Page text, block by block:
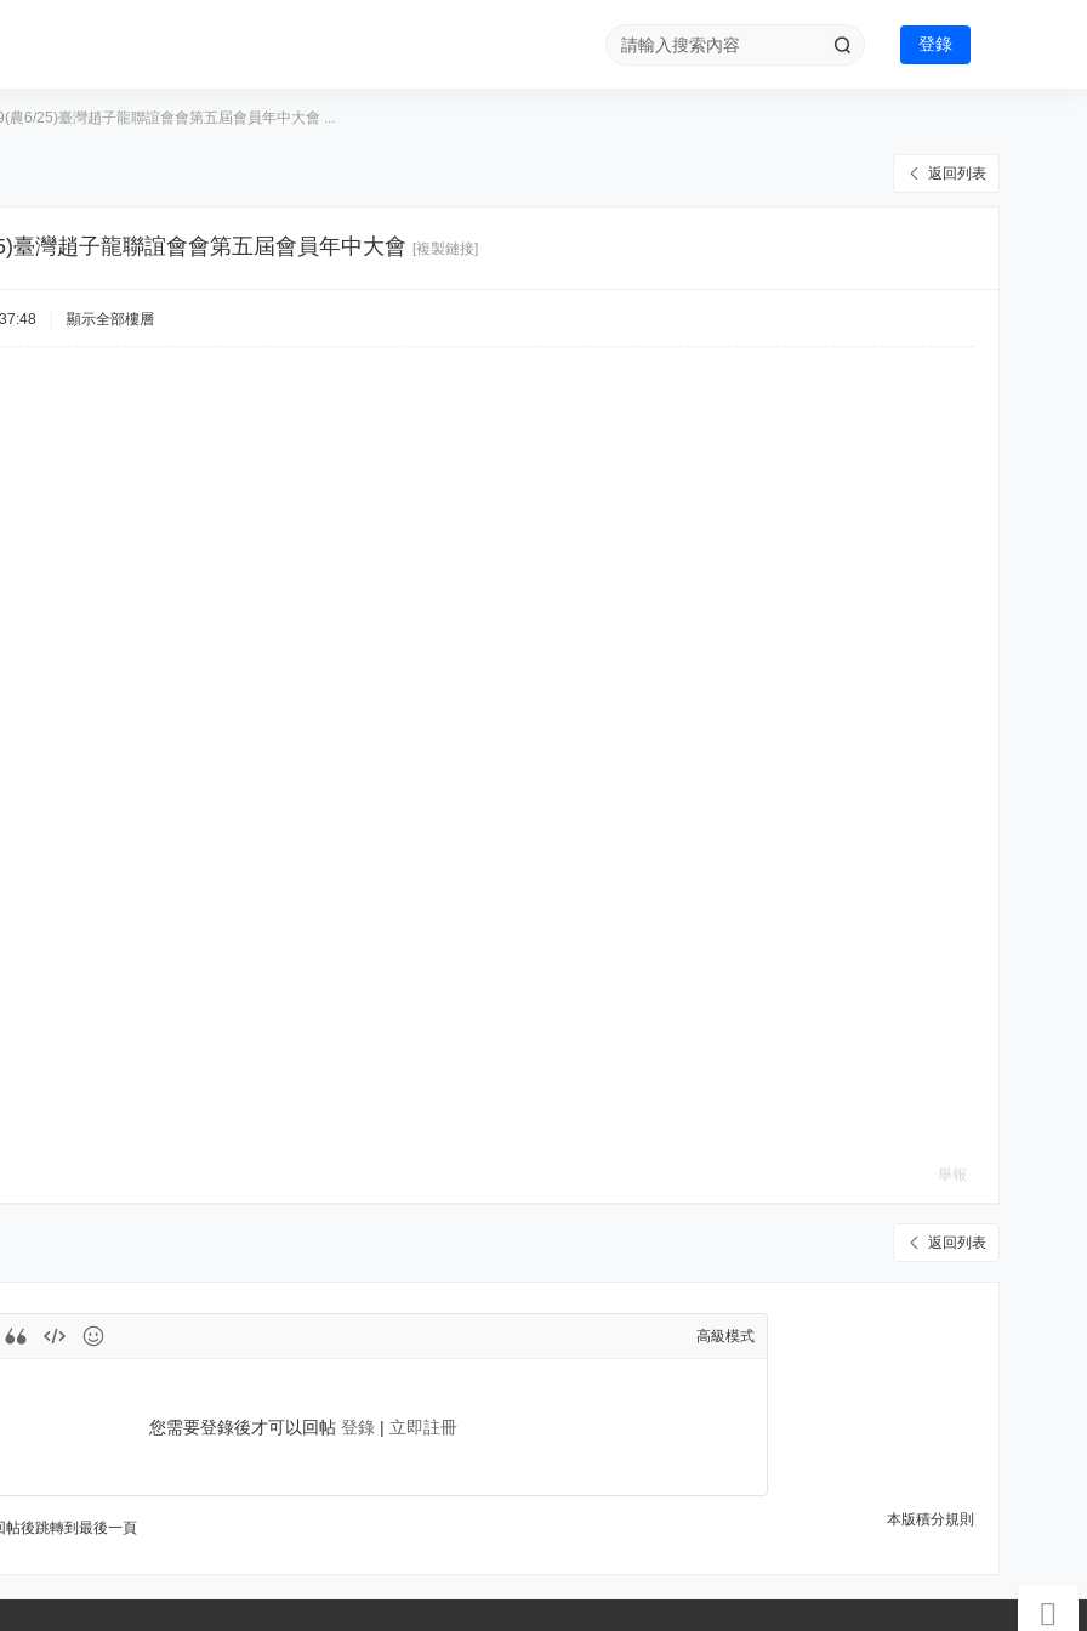
登錄
農6/25)臺灣趙子龍聯誼會會第五屆會員年中大會 ...
返回列表
臺灣趙子龍聯誼會會第五屆會員年中大會 [複製鏈接]
顯示全部樓層
舉報
返回列表
高級模式
您需要登錄後才可以回帖 登錄| 立即註冊
本版積分規則
帖後跳轉到最後一頁